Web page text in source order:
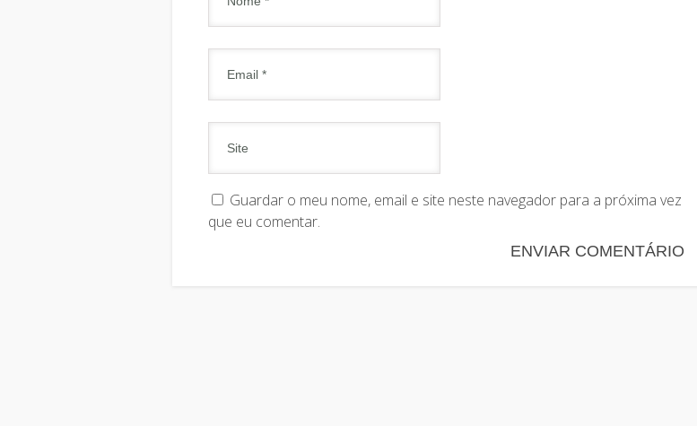
Guardar o meu nome, email e site neste navegador para a próxima vez
que eu comentar.